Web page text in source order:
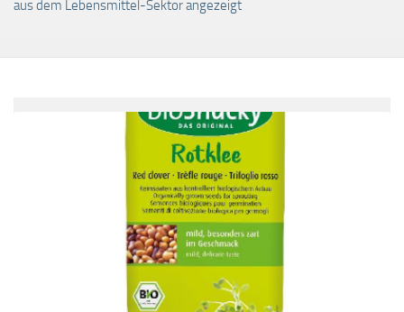
aus dem Lebensmittel-Sektor angezeigt